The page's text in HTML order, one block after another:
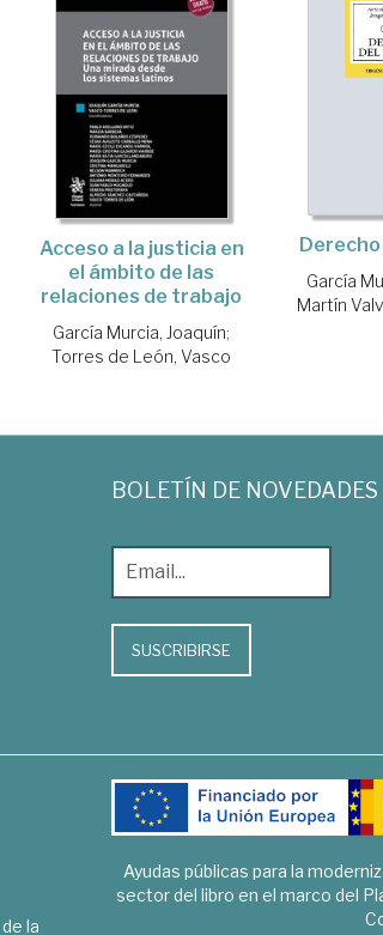
Acceso a la justicia en
el ámbito de las
relaciones de trabajo
García Murcia, Joaquín;
Torres de León, Vasco
García
Martín
BOLETÍN DE NOVEDADES
SUSCRIBIRSE
la
Ayudas públicas para la
sector del libro en el marco del